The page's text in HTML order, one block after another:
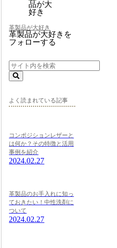
革製品が大好き
革製品が大好きを
フォローする
よく読まれている記事
コンポジションレザーと
は何か？その特徴と活用
事例を紹介
2024.02.27
革製品のお手入れに知っ
ておきたい！中性洗剤に
ついて
2024.02.27